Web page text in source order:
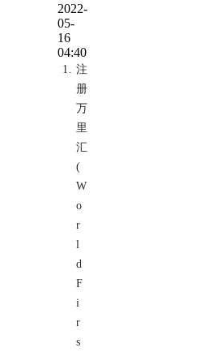
2022-
05-
16
04:40
注
册
万
里
汇
(
W
o
r
l
d
F
i
r
s